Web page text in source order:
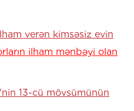
verən kimsəsiz evin
ilham mənbəyi olan
13-cü mövsümünün